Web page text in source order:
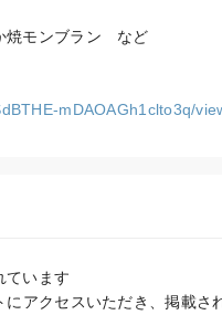
焼モンブラン　など
mDAOAGh1clto3q/
ています
アクセスいただき、掲載さ